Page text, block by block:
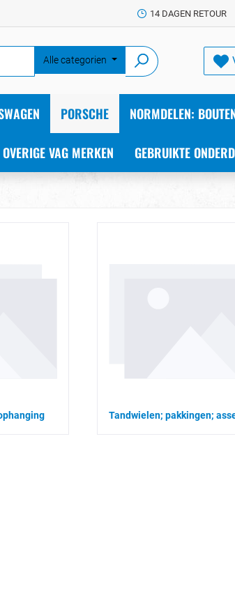
14 DAGEN RETOUR
Alle categorien
PORSCHE NORMDELEN:
OVERIGE VAG MERKEN GEBRUIKTE
Tandwielen; pakkingen;